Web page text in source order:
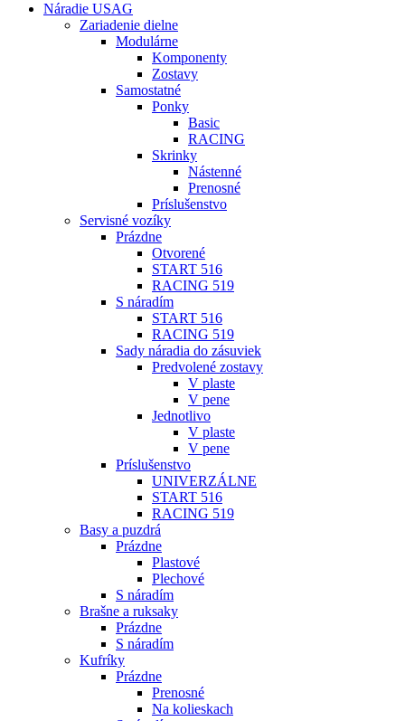
Náradie USAG
Zariadenie dielne
Modulárne
Komponenty
Zostavy
Samostatné
Ponky
Basic
RACING
Skrinky
Nástenné
Prenosné
Príslušenstvo
Servisné vozíky
Prázdne
Otvorené
START 516
RACING 519
S náradím
START 516
RACING 519
Sady náradia do zásuviek
Predvolené zostavy
V plaste
V pene
Jednotlivo
V plaste
V pene
Príslušenstvo
UNIVERZÁLNE
START 516
RACING 519
Basy a puzdrá
Prázdne
Plastové
Plechové
S náradím
Brašne a ruksaky
Prázdne
S náradím
Kufríky
Prázdne
Prenosné
Na kolieskach